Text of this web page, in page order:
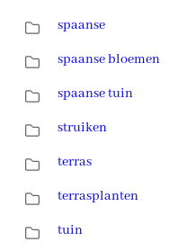
spaanse
spaanse bloemen
spaanse tuin
struiken
terras
terrasplanten
tuin